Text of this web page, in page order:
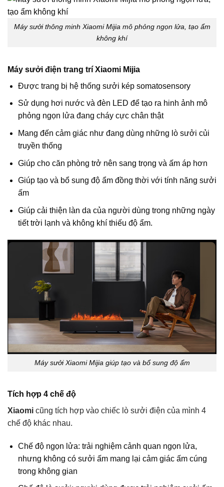
Máy sưởi thông minh Xiaomi Mijia mô phỏng ngọn lửa, tạo ẩm
không khí
Máy sưởi điện trang trí Xiaomi Mijia
Được trang bị hệ thống sưởi kép somatosensory
Sử dụng hơi nước và đèn LED để tạo ra hinh ảnh mô
phỏng ngọn lửa đang cháy cực chân thật
Mang đến cảm giác như đang dùng những lò sưởi củi
truyền thống
Giúp cho căn phòng trở nên sang trọng và ấm áp hơn
Giúp tạo và bổ sung độ ẩm đồng thời với tính năng sưởi
ấm
Giúp cải thiện làn da của người dùng trong những ngày
tiết trời lạnh và không khí thiếu độ ẩm.
Máy sưởi Xiaomi Mijia giúp tạo và bổ sung độ ẩm
Tích hợp 4 chế độ
Xiaomi cũng tích hợp vào chiếc lò sưởi điện của mình 4
chế độ khác nhau.
Chế độ ngọn lửa: trải nghiệm cảnh quan ngọn lửa,
nhưng không có sưởi ấm mang lại cảm giác ấm cúng
trong không gian